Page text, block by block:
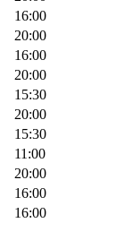
16:00
20:00
16:00
20:00
15:30
20:00
15:30
11:00
20:00
16:00
16:00